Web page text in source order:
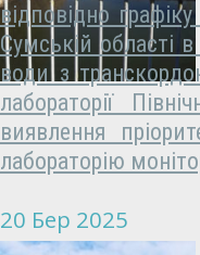
відповідно
Сумській області
води з
лабораторії
виявлення
лабораторію
20 Бер 2025